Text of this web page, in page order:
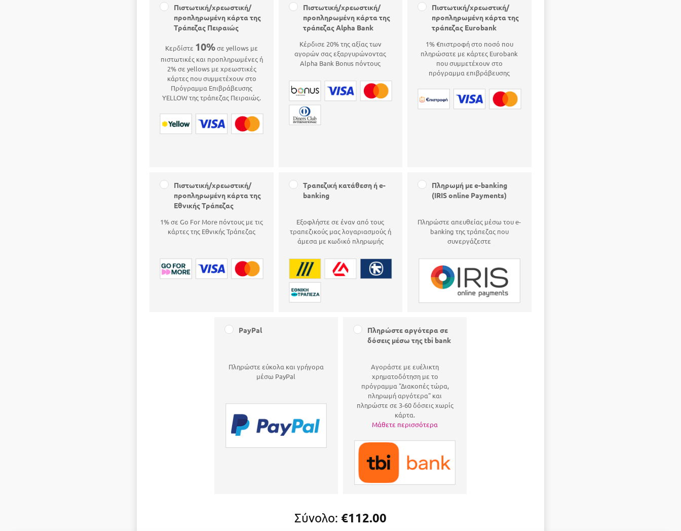
Πιστωτική/χρεωστική/
προπληρωμένη κάρτα της
Τράπεζας Πειραιώς
Κερδίστε 10%σε yellows με
πιστωτικές και προπληρωμένες ή
2% σε yellows με χρεωστικές
κάρτες που συμμετέχουν στο
Πρόγραμμα Επιβράβευσης
YELLOW της τράπεζας Πειραιώς.
Πιστωτική/χρεωστική/
προπληρωμένη κάρτα της
τράπεζας Alpha Bank
Κέρδισε 20% της αξίας των
αγορών σας εξαργυρώνοντας
Alpha Bank Bonus πόντους
Πιστωτική/χρεωστική/
προπληρωμένη κάρτα της
τράπεζας Eurobank
1% €πιστροφή στο ποσό που
πληρώσατε με κάρτες Eurobank
που συμμετέχουν στο
πρόγραμμα επιβράβευσης
Πιστωτική/χρεωστική/
προπληρωμένη κάρτα της
Εθνικής Τράπεζας
1% σε Go For More πόντους με τις
κάρτες της Εθνικής Τράπεζας
Τραπεζική κατάθεση ή e-
banking
Εξοφλήστε σε έναν από τους
τραπεζικούς μας λογαριασμούς ή
άμεσα με κωδικό πληρωμής
Πληρωμή με e-banking
(IRIS online Payments)
Πληρώστε απευθείας μέσω του e-
banking της τράπεζας που
συνεργάζεστε
PayPal
Πληρώστε εύκολα και γρήγορα
μέσω PayPal
Πληρώστε αργότερα σε
δόσεις μέσω της tbi bank
Αγοράστε με ευέλικτη
χρηματοδότηση με το
πρόγραμμα "Διακοπές τώρα,
πληρωμή αργότερα" και
πληρώστε σε 3-60 δόσεις χωρίς
κάρτα.
Μάθετε περισσότερα
Σύνολο: €112.00